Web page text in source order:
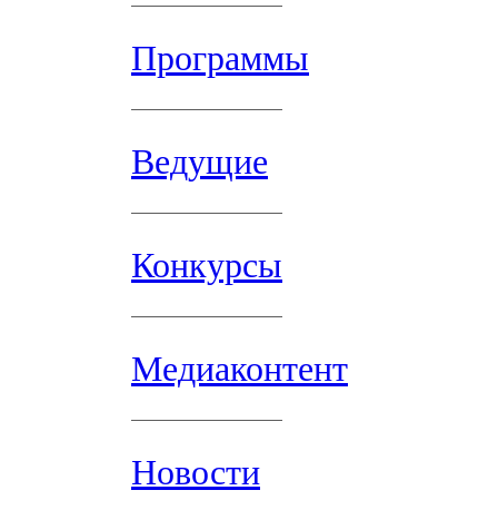
Программы
Ведущие
Конкурсы
Медиаконтент
Новости